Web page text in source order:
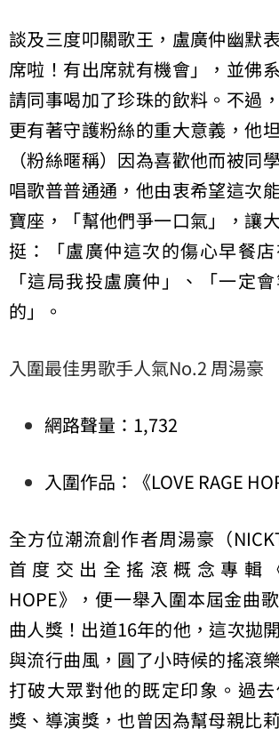
談及三度叩關歌王，盧廣仲幽默
席啦！有出席就有機會」，並佛
請同事喝加了珍珠的飲料。不過
更有著守護粉絲的重大意義，他
（粉絲暱稱）因為喜歡他而被同
唱歌普普通通，他由衷希望這次
寶座，「幫他們爭一口氣」，讓
挺：「盧廣仲這次的傷心早餐店
「這局我投盧廣仲」、「一定
的」。
入圍最佳男歌手人氣No.2 周湯豪
網路聲量：1,732
入圍作品：《LOVE RAGE
全方位潮流創作者周湯豪（
首度交出全搖滾概念專輯《
HOPE》，便一舉入圍本屆金曲
曲人獎！出道16年的他，這次拋
與流行曲風，圓了小時候的搖滾
打破大眾對他的既定印象。過
獎、導演獎，也曾因為幫母親比